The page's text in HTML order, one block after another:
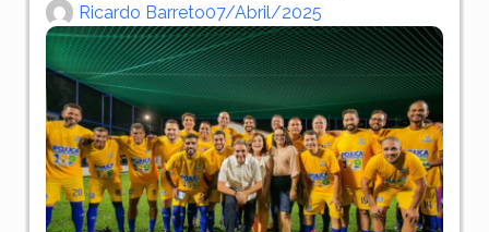
Ricardo Barreto07/abril/2025